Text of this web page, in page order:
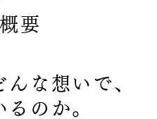
要
な想いで、
のか。